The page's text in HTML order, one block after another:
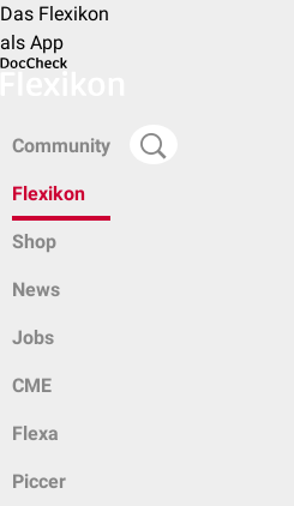
Das Flexikon
als App
Community
Flexikon
Shop
News
Jobs
CME
Flexa
Piccer